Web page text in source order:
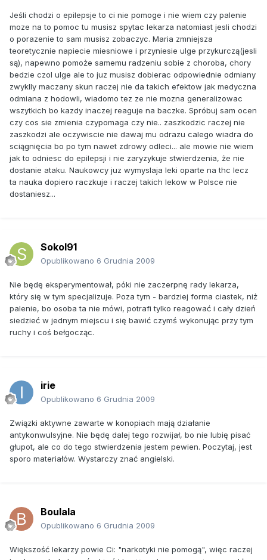
Jeśli chodzi o epilepsje to ci nie pomoge i nie wiem czy palenie
moze na to pomoc tu musisz spytac lekarza natomiast jesli chodzi
o porazenie to sam musisz zobaczyc. Maria zmniejsza
teoretycznie napiecie miesniowe i przyniesie ulge przykurczą(jesli
są), napewno pomoże samemu radzeniu sobie z choroba, chory
bedzie czol ulge ale to juz musisz dobierac odpowiednie odmiany
zwyklly maczany skun raczej nie da takich efektow jak medyczna
odmiana z hodowli, wiadomo tez ze nie mozna generalizowac
wszytkich bo kazdy inaczej reaguje na baczke. Spróbuj sam ocen
czy cos sie zmienia czypomaga czy nie.. zaszkodzic raczej nie
zaszkodzi ale oczywiscie nie dawaj mu odrazu calego wiadra do
sciągnięcia bo po tym nawet zdrowy odleci... ale mowie nie wiem
jak to odniesc do epilepsji i nie zaryzykuje stwierdzenia, że nie
dostanie ataku. Naukowcy juz wymyslaja leki oparte na thc lecz
ta nauka dopiero raczkuje i raczej takich lekow w Polsce nie
dostaniesz...
Sokol91
Opublikowano 6 Grudnia 2009
Nie będę eksperymentował, póki nie zaczerpnę rady lekarza,
który się w tym specjalizuje. Poza tym - bardziej forma ciastek, niż
palenie, bo osoba ta nie mówi, potrafi tylko reagować i cały dzień
siedzieć w jednym miejscu i się bawić czymś wykonując przy tym
ruchy i coś bełgocząc.
irie
Opublikowano 6 Grudnia 2009
Związki aktywne zawarte w konopiach mają działanie
antykonwulsyjne. Nie będę dalej tego rozwijał, bo nie lubię pisać
głupot, ale co do tego stwierdzenia jestem pewien. Poczytaj, jest
sporo materiałów. Wystarczy znać angielski.
Boulala
Opublikowano 6 Grudnia 2009
Większość lekarzy powie Ci: "narkotyki nie pomogą", więc raczej